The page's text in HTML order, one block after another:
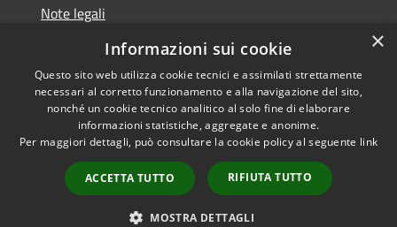
Note legali
Dichiarazione di accessibilità
Accessibilità
Copyright © 2026 • Comune di
Figino Serenza • Powered by
Municipium•
Accesso
redazione
×
Informazioni sui cookie
Questo sito web utilizza cookie tecnici e assimilati strettamente
necessari al corretto funzionamento e alla navigazione del sito,
nonché un cookie tecnico analitico al solo fine di elaborare
informazioni statistiche, aggregate e anonime.
Per maggiori dettagli, può consultare la cookie policy al seguente link
ACCETTA TUTTO RIFIUTA TUTTO
MOSTRA DETTAGLI